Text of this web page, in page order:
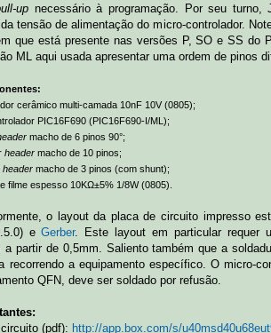
up necessário à programação. Por seu turno,
tensão de alimentação do micro-controlador.
que está presente nas versões P, SO e SS do
ML aqui usada apresentar uma ordem de pinos
cerâmico multi-camada 10nF 10V (0805);
PIC16F690 (PIC16F690-I/ML);
macho de 6 pinos 90°;
header macho de 10 pinos;
header macho de 3 pinos (com shunt);
filme espesso 10KΩ±5% 1/8W (0805).
o layout da placa de circuito impresso
eGerber. Este layout em particular requer
a partir de 0,5mm. Saliento também que a
recorrendo a equipamento específico. O micro-
QFN, deve ser soldado por refusão.
(pdf): http://app.box.com/s/